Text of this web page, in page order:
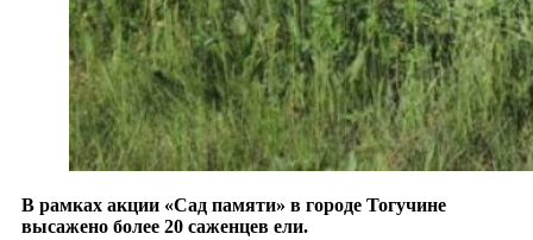
В рамках акции «Сад памяти» в городе Тогучине
высажено более 20 саженцев ели.